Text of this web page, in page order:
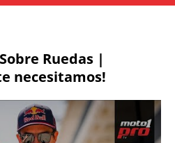
Ruedas |
necesitamos!